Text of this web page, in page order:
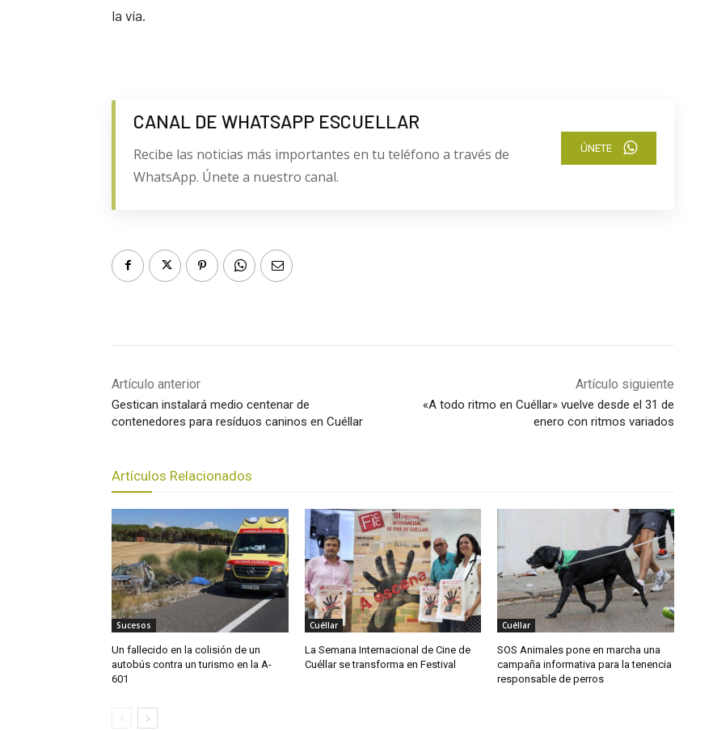
la vía.
CANAL DE WHATSAPP ESCUELLAR
Recibe las noticias más importantes en tu teléfono a través de
WhatsApp. Únete a nuestro canal.
ÚNETE
Artículo anterior
Gestican instalará medio centenar de
contenedores para resíduos caninos en Cuéllar
Artículo siguiente
«A todo ritmo en Cuéllar» vuelve desde el 31 de
enero con ritmos variados
Artículos Relacionados
Sucesos
Un fallecido en la colisión de un
autobús contra un turismo en la A-
601
Cuéllar
La Semana Internacional de Cine de
Cuéllar se transforma en Festival
Cuéllar
SOS Animales pone en marcha una
campaña informativa para la tenencia
responsable de perros